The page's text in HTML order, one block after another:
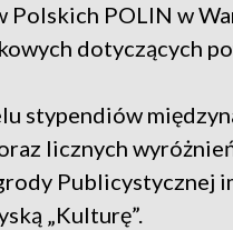
POLIN w
dotyczących
stypendiów
licznych
Publicystycznej
„Kulturę”.